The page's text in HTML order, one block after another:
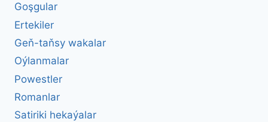
Goşgular
Ertekiler
Geň-taňsy wakalar
Oýlanmalar
Powestler
Romanlar
Satiriki hekaýalar